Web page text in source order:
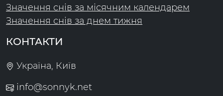
Значення снів за місячним календарем
Значення снів за днем тижня
КОНТАКТИ
Україна, Київ
info@sonnyk.net